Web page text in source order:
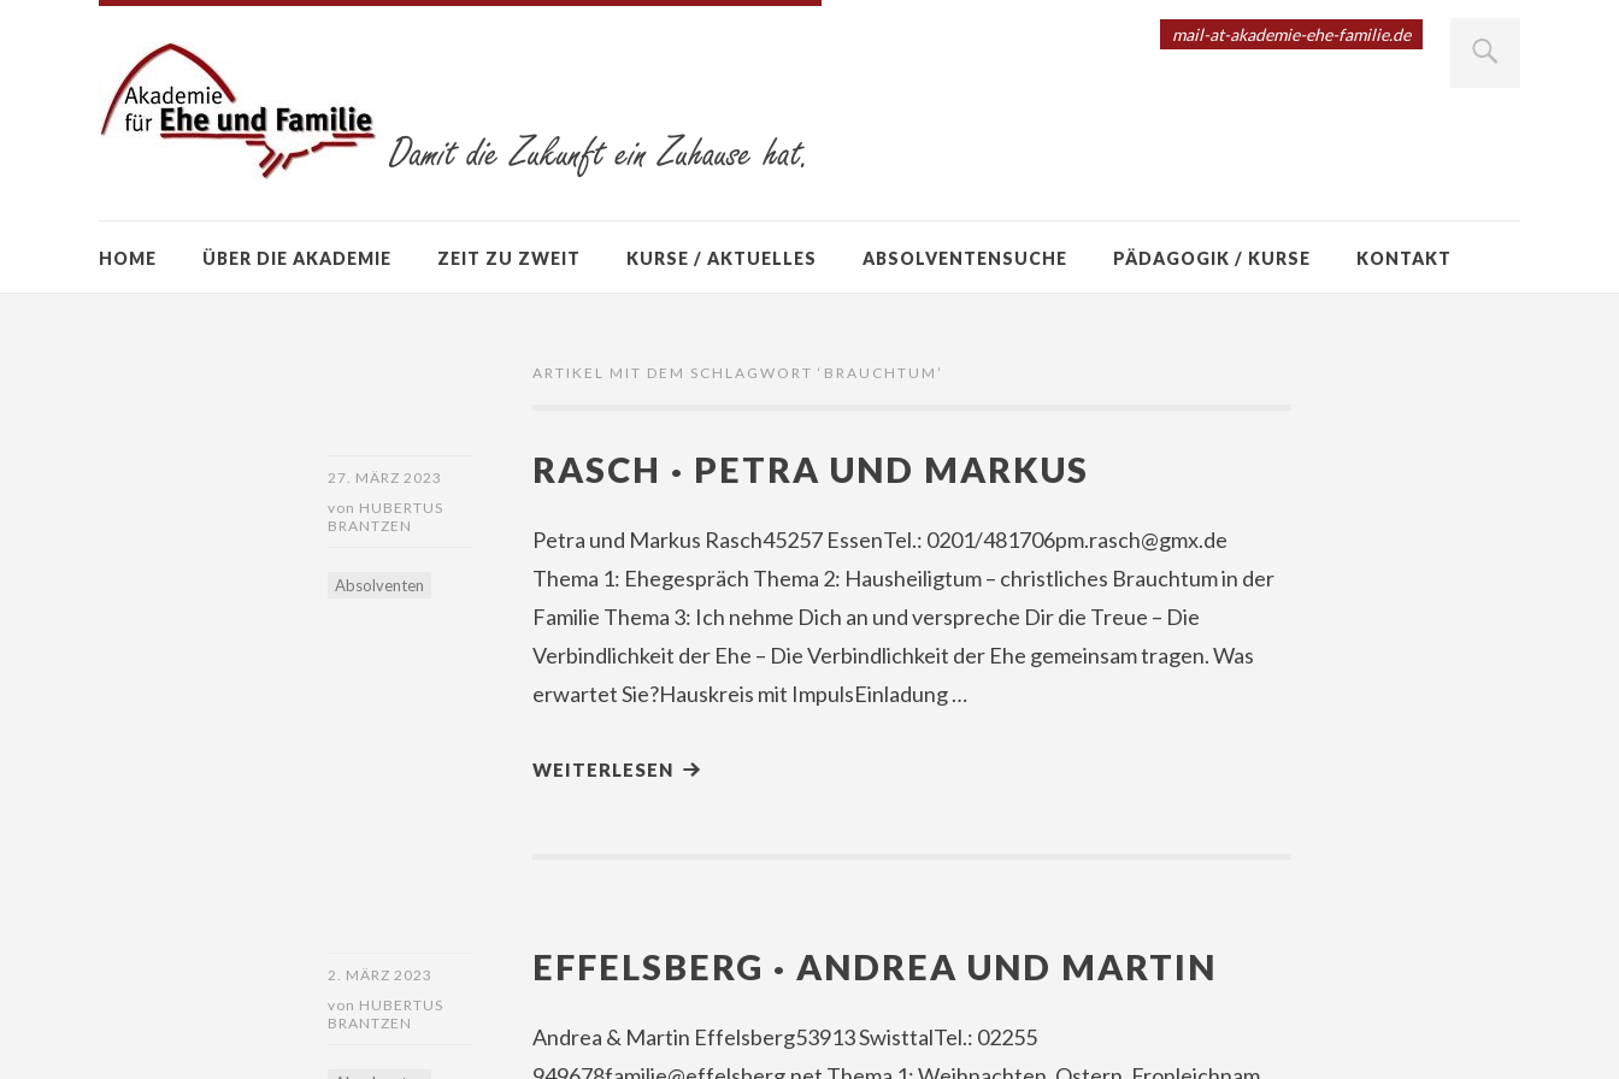
mail-at-akademie-ehe-familie.de
HOME ÜBER DIE AKADEMIE ZEIT ZU ZWEIT KURSE / AKTUELLES ABSOLVENTENSUCHE PÄDAGOGIK / KURSE KONTAKT
ARTIKEL MIT DEM SCHLAGWORT ‘ BRAUCHTUM ’
27. MÄRZ 2023
von HUBERTUS
BRANTZEN
Absolventen
RASCH · PETRA UND MARKUS
Petra und Markus Rasch45257 EssenTel.: 0201/481706pm.rasch@gmx.de
Thema 1: Ehegespräch Thema 2: Hausheiligtum – christliches Brauchtum in der
Familie Thema 3: Ich nehme Dich an und verspreche Dir die Treue – Die
Verbindlichkeit der Ehe – Die Verbindlichkeit der Ehe gemeinsam tragen. Was
erwartet Sie?Hauskreis mit ImpulsEinladung …
WEITERLESEN
2. MÄRZ 2023
von HUBERTUS
BRANTZEN
EFFELSBERG · ANDREA UND MARTIN
Andrea & Martin Effelsberg53913 SwisttalTel.: 02255